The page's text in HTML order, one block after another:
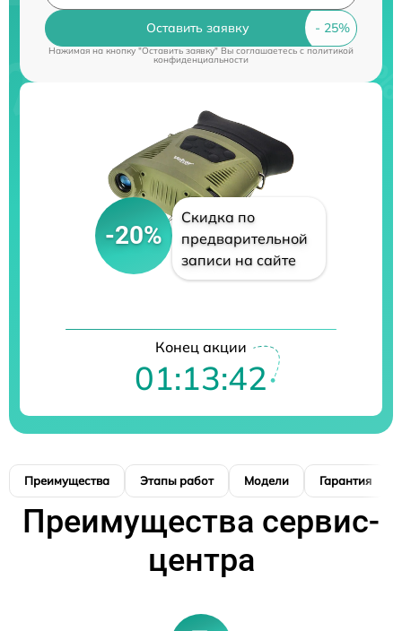
Оставить заявку
Нажимая на кнопку "Оставить заявку" Вы соглашаетесь cполитикой
конфиденциальности
-20%
Скидка по
предварительной
записи на сайте
Конец акции
01:13:41
Преимущества Этапы работ Модели Гарантия
Преимущества сервис-
центра